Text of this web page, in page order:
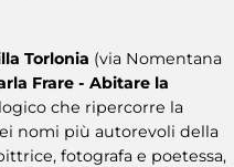
Torlonia (via Nomentana
Frare - Abitare la
che ripercorre la
nomi più autorevoli della
fotografa e poetessa,